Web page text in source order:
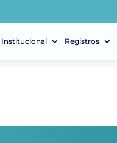
Institucional Registros